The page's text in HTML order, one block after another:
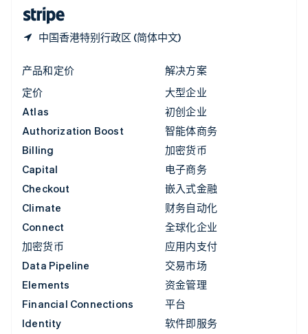
中国香港特别行政区 (简体中文)
产品和定价
定价
Atlas
Authorization Boost
Billing
Capital
Checkout
Climate
Connect
加密货币
Data Pipeline
Elements
Financial Connections
Identity
解决方案
大型企业
初创企业
智能体商务
加密货币
电子商务
嵌入式金融
财务自动化
全球化企业
应用内支付
交易市场
资金管理
平台
软件即服务